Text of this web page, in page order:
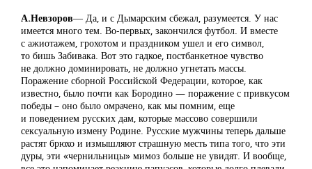
А.Невзоров― Да, и с Дымарским сбежал, разумеется. У нас
имеется много тем. Во-первых, закончился футбол. И вместе
с ажиотажем, грохотом и праздником ушел и его символ,
то бишь Забивака. Вот это гадкое, постбанкетное чувство
не должно доминировать, не должно угнетать массы.
Поражение сборной Российской Федерации, которое, как
известно, было почти как Бородино — поражение с привкусом
победы – оно было омрачено, как мы помним, еще
и поведением русских дам, которые массово совершили
сексуальную измену Родине. Русские мужчины теперь дальше
растят брюхо и измышляют страшную месть типа того, что эти
дуры, эти «чернильницы» мимоз больше не увидят. И вообще,